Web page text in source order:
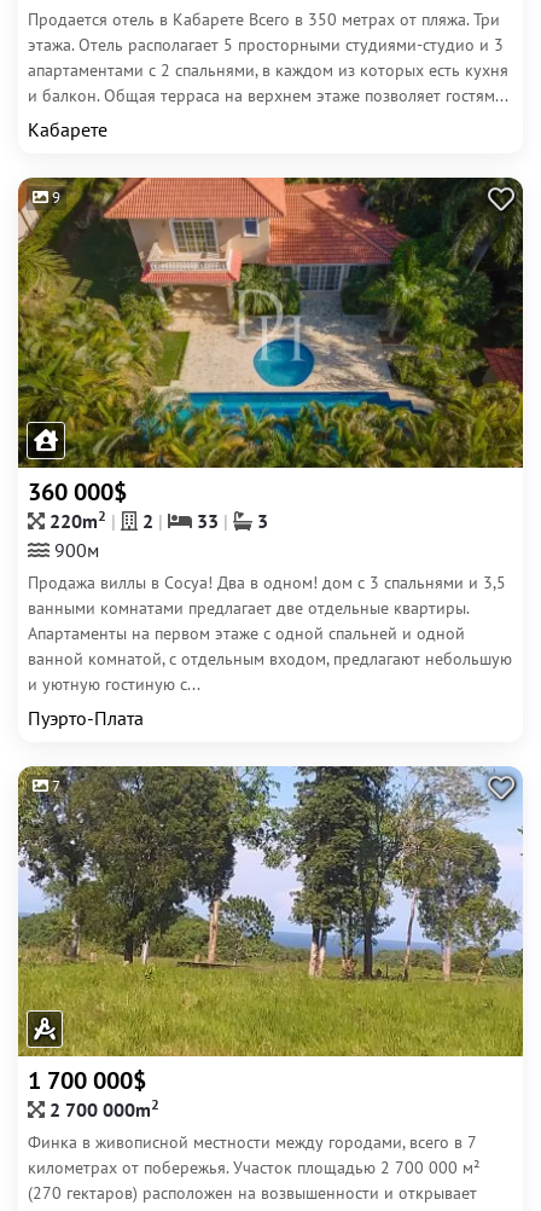
Продается отель в Кабарете Всего в 350 метрах от пляжа. Три
этажа. Отель располагает 5 просторными студиями-студио и 3
апартаментами с 2 спальнями, в каждом из которых есть кухня
и балкон. Общая терраса на верхнем этаже позволяет гостям...
Кабарете
9
360 000$
220m2 2 33
3
900м
Продажа виллы в Сосуа! Два в одном! дом с 3 спальнями и 3,5
ванными комнатами предлагает две отдельные квартиры.
Апартаменты на первом этаже с одной спальней и одной
ванной комнатой, с отдельным входом, предлагают небольшую
и уютную гостиную с...
Пуэрто-Плата
7
1 700 000$
2 700 000m2
Финка в живописной местности между городами, всего в 7
километрах от побережья. Участок площадью 2 700 000 м²
(270 гектаров) расположен на возвышенности и открывает